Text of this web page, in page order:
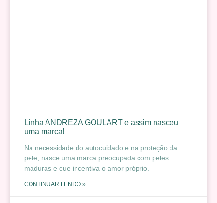
Linha ANDREZA GOULART e assim nasceu
uma marca!
Na necessidade do autocuidado e na proteção da
pele, nasce uma marca preocupada com peles
maduras e que incentiva o amor próprio.
CONTINUAR LENDO »